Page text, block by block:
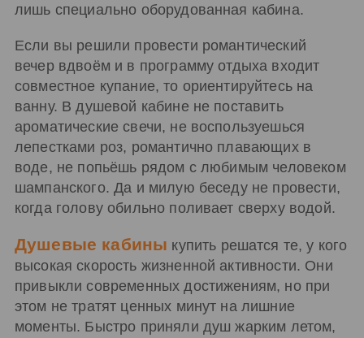
лишь специально оборудованная кабина.
Если вы решили провести романтический
вечер вдвоём и в программу отдыха входит
совместное купание, то ориентируйтесь на
ванну. В душевой кабине не поставить
ароматические свечи, не воспользуешься
лепестками роз, романтично плавающих в
воде, не попьёшь рядом с любимым человеком
шампанского. Да и милую беседу не провести,
когда голову обильно поливает сверху водой.
Душевые кабины купить решатся те, у кого
высокая скорость жизненной активности. Они
привыкли современных достижениям, но при
этом не тратят ценных минут на лишние
моменты. Быстро приняли душ жарким летом,